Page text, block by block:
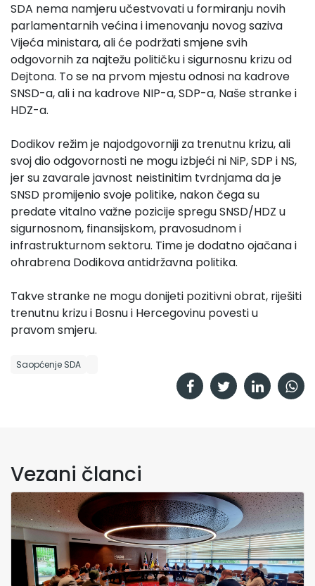
SDA nema namjeru učestvovati u formiranju novih
parlamentarnih većina i imenovanju novog saziva
Vijeća ministara, ali će podržati smjene svih
odgovornih za najtežu političku i sigurnosnu krizu od
Dejtona. To se na prvom mjestu odnosi na kadrove
SNSD-a, ali i na kadrove NIP-a, SDP-a, Naše stranke i
HDZ-a.
Dodikov režim je najodgovorniji za trenutnu krizu, ali
svoj dio odgovornosti ne mogu izbjeći ni NiP, SDP i NS,
jer su zavarale javnost neistinitim tvrdnjama da je
SNSD promijenio svoje politike, nakon čega su
predate vitalno važne pozicije spregu SNSD/HDZ u
sigurnosnom, finansijskom, pravosudnom i
infrastrukturnom sektoru. Time je dodatno ojačana i
ohrabrena Dodikova antidržavna politika.
Takve stranke ne mogu donijeti pozitivni obrat, riješiti
trenutnu krizu i Bosnu i Hercegovinu povesti u
pravom smjeru.
Saopćenje SDA
Vezani članci